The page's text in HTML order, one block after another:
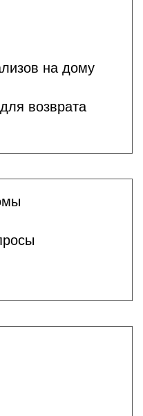
на дому
возврата